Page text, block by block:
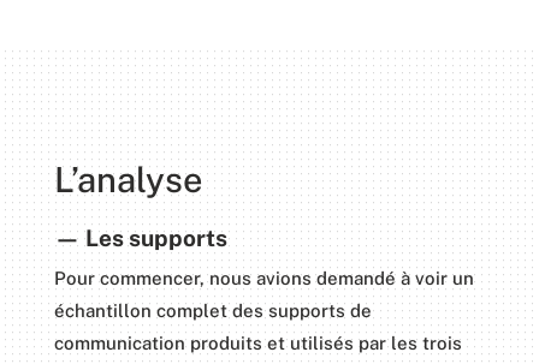
L’analyse
—Les supports
Pour commencer, nous avions demandé à voir un
échantillon complet des supports de
communication produits et utilisés par les trois